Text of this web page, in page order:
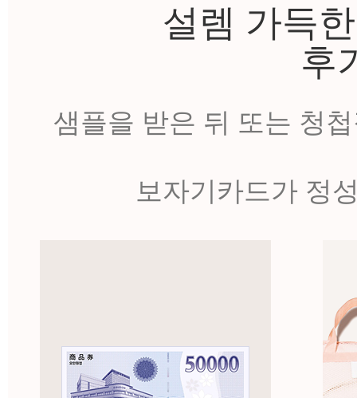
설렘 가득
후
샘플을 받은 뒤 또는 청
보자기카드가 정